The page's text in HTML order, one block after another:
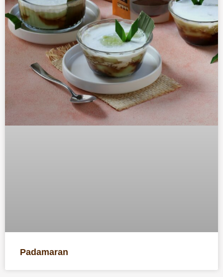
Padamaran